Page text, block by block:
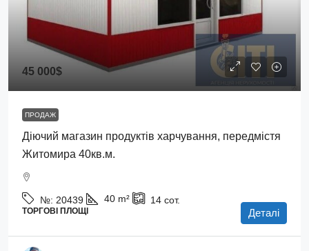
45 000$
ПРОДАЖ
Діючий магазин продуктів харчування, передмістя
Житомира 40кв.м.
№: 20439 40 m² 14 сот.
ТОРГОВІ ПЛОЩІ Деталі